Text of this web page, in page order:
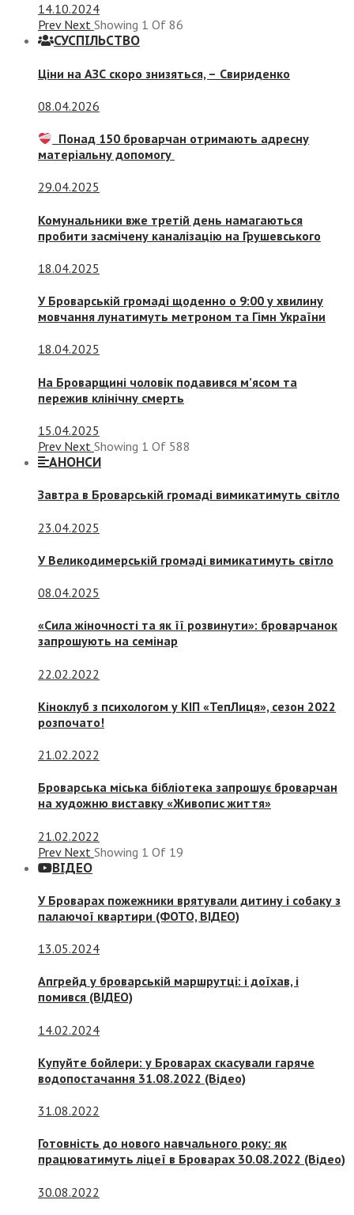
14.10.2024
Prev Next Showing 1 Of 86
СУСПIЛЬСТВО
Ціни на АЗС скоро знизяться, – Свириденко
08.04.2026
Понад 150 броварчан отримають адресну
матеріальну допомогу
29.04.2025
Комунальники вже третій день намагаються
пробити засмічену каналізацію на Грушевського
18.04.2025
У Броварській громаді щоденно о 9:00 у хвилину
мовчання лунатимуть метроном та Гімн України
18.04.2025
На Броварщині чоловік подавився м’ясом та
пережив клінічну смерть
15.04.2025
Prev Next Showing 1 Of 588
АНОНСИ
Завтра в Броварській громаді вимикатимуть світло
23.04.2025
У Великодимерській громаді вимикатимуть світло
08.04.2025
«Сила жіночності та як її розвинути»: броварчанок
запрошують на семінар
22.02.2022
Кіноклуб з психологом у КІП «ТепЛиця», сезон 2022
розпочато!
21.02.2022
Броварська міська бібліотека запрошує броварчан
на художню виставку «Живопис життя»
21.02.2022
Prev Next Showing 1 Of 19
ВІДЕО
У Броварах пожежники врятували дитину і собаку з
палаючої квартири (ФОТО, ВІДЕО)
13.05.2024
Апгрейд у броварській маршрутці: і доїхав, і
помився (ВІДЕО)
14.02.2024
Купуйте бойлери: у Броварах скасували гаряче
водопостачання 31.08.2022 (Відео)
31.08.2022
Готовність до нового навчального року: як
працюватимуть ліцеї в Броварах 30.08.2022 (Відео)
30.08.2022